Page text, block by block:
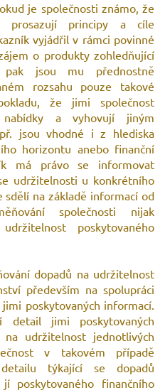
je společnosti známo, že
prosazují principy a cíle
vyjádřil v rámci povinné
o produkty zohledňující
jsou mu přednostně
rozsahu pouze takové
že jimi společnost
a vyhovují jiným
jsou vhodné i z hlediska
horizontu anebo finanční
má právo se informovat
udržitelnosti u konkrétního
na základě informací od
společnosti nijak
poskytovaného
dopadů na udržitelnost
především na spolupráci
poskytovaných informací.
detail jimi poskytovaných
udržitelnost jednotlivých
v takovém případě
týkající se dopadů
finančního